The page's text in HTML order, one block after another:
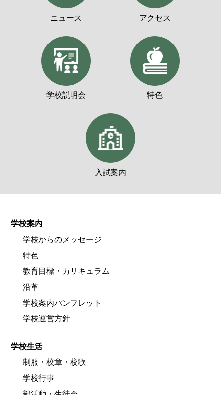
ニュース アクセス
学校説明会 特色
入試案内
学校案内
学校からのメッセージ
特色
教育目標・カリキュラム
沿革
学校案内パンフレット
学校運営方針
学校生活
制服・校章・校歌
学校行事